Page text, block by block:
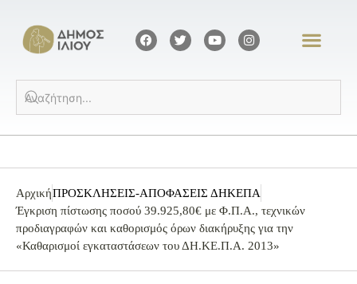
ΑρχικήΠΡΟΣΚΛΗΣΕΙΣ-ΑΠΟΦΑΣΕΙΣ ΔΗΚΕΠΑ
Έγκριση πίστωσης ποσού 39.925,80€ με Φ.Π.Α., τεχνικών
προδιαγραφών και καθορισμός όρων διακήρυξης για την
«Καθαρισμοί εγκαταστάσεων του ΔΗ.ΚΕ.Π.Α. 2013»